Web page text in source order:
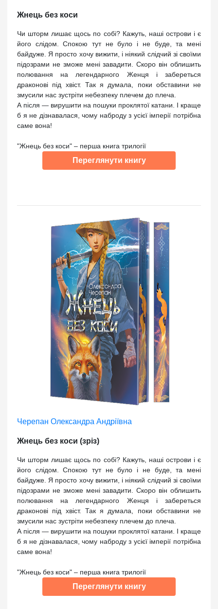
Жнець без коси
Чи шторм лишає щось по собі? Кажуть, наші острови і є
його слідом. Спокою тут не було і не буде, та мені
байдуже. Я просто хочу вижити, і ніякий слідчий зі своїми
підозрами не зможе мені завадити. Скоро він облишить
полювання на легендарного Женця і забереться
драконові під хвіст. Так я думала, поки обставини не
змусили нас зустріти небезпеку плечем до плеча.
А після — вирушити на пошуки проклятої катани. І краще
б я не дізнавалася, чому наброду з усієї імперії потрібна
саме вона!
"Жнець без коси" – перша книга трилогії
Переглянути книгу
Черепан Олександра Андріївна
Жнець без коси (зріз)
Чи шторм лишає щось по собі? Кажуть, наші острови і є
його слідом. Спокою тут не було і не буде, та мені
байдуже. Я просто хочу вижити, і ніякий слідчий зі своїми
підозрами не зможе мені завадити. Скоро він облишить
полювання на легендарного Женця і забереться
драконові під хвіст. Так я думала, поки обставини не
змусили нас зустріти небезпеку плечем до плеча.
А після — вирушити на пошуки проклятої катани. І краще
б я не дізнавалася, чому наброду з усієї імперії потрібна
саме вона!
"Жнець без коси" – перша книга трилогії
Переглянути книгу